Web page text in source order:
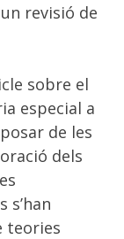
un revisió de
sobre el
especial a
de les
dels
s’han
teories